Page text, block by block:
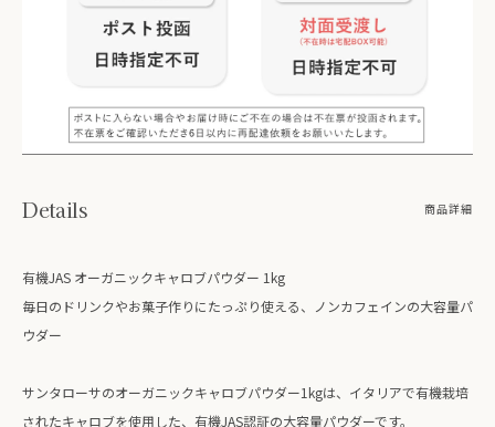
商品詳細
Details
有機JAS オーガニックキャロブパウダー 1kg
毎日のドリンクやお菓子作りにたっぷり使える、ノンカフェインの大容量パ
ウダー
サンタローサのオーガニックキャロブパウダー1kgは、イタリアで有機栽培
されたキャロブを使用した、有機JAS認証の大容量パウダーです。